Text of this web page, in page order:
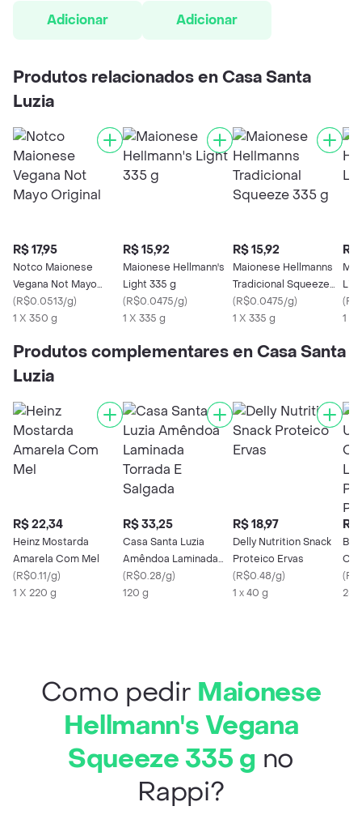
Adicionar
Adicionar
Produtos relacionados en Casa Santa
Luzia
R$ 17,95
Notco Maionese
Vegana Not Mayo
Original
(R$0.0513/g)
1 X 350 g
R$ 15,92
Maionese Hellmann's
Light 335 g
(R$0.0475/g)
1 X 335 g
R$ 15,92
Maionese Hellmanns
Tradicional Squeeze
335 g
(R$0.0475/g)
1 X 335 g
R$
(
1 X
Produtos complementares en Casa Santa
Luzia
R$ 22,34
Heinz Mostarda
Amarela Com Mel
(R$0.11/g)
1 X 220 g
R$ 33,25
Casa Santa Luzia
Amêndoa Laminada
Torrada E Salgada
(R$0.28/g)
120 g
R$ 18,97
Delly Nutrition Snack
Proteico Ervas
(R$0.48/g)
1 x 40 g
R$
(
Como pedir Maionese
Hellmann's Vegana
Squeeze 335 g no
Rappi?